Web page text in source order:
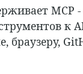
MCP
к
браузеру,